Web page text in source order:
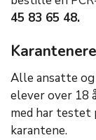
45 83 65 48.
Alle ansatte
elever over 18
med har testet
karantene.